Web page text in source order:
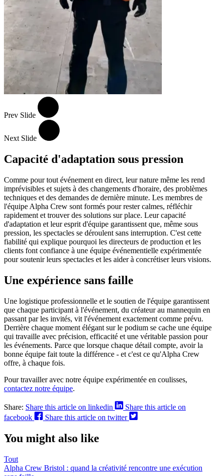
Prev Slide
Next Slide
Capacité d'adaptation sous pression
Comme pour tout événement en direct, leur nature même les rend
imprévisibles et sujets à des changements d'horaire, des problèmes
techniques et des demandes de dernière minute. Les membres de
l'équipe Alpha Crew sont formés pour rester calmes, réfléchir
rapidement et trouver des solutions sur place. Leur capacité
d'adaptation et leur esprit d'équipe garantissent que, même sous
pression, les spectacles se déroulent sans interruption. C'est cette
fiabilité qui explique pourquoi les directeurs de production et les
clients font confiance à une équipe événementielle expérimentée
pour soutenir leurs spectacles et les aider à concrétiser leurs visions.
Une expérience sans faille
Une logistique professionnelle et le soutien de l'équipe garantissent
que chaque participant à l'événement, du créateur au mannequin en
passant par les invités, vit l'événement exactement comme prévu.
Derrière chaque moment élégant sur le podium se cache une équipe
qui travaille avec précision, efficacité et une véritable passion pour
les événements. Parce que lorsque chaque détail compte, avoir la
bonne équipe fait toute la différence - et c'est ce qu'Alpha Crew
offre, à chaque fois.
Pour travailler avec notre équipe expérimentée en coulisses,
contactez notre équipe.
Share: Share this article on linkedin
Share this article on
facebook
Share this article on twitter
You might also like
Tout
Alpha Crew Bristol : quand la créativité rencontre une exécution